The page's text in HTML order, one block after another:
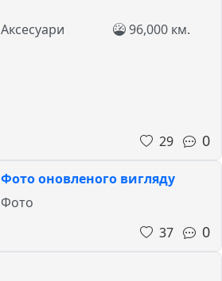
Аксесуари 96,000 км.
29 0
Фото оновленого вигляду
Фото
37
0